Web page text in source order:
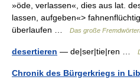
»öde, verlassen«, dies aus lat.
lassen, aufgeben«>
überlaufen …
Das große
desertieren — de|ser|tie|ren …
Chronik des Bürgerkriegs in